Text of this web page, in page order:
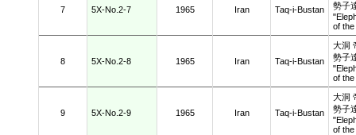
7 5X-No.2-7 1965 Iran Taq-i-Bustan
勢子
of
8 5X-No.2-8 1965 Iran Taq-i-Bustan
大洞
勢子
of
9 5X-No.2-9 1965 Iran Taq-i-Bustan
大洞
勢子
of